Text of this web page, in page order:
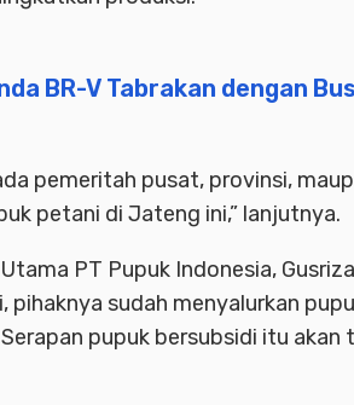
BR-V Tabrakan dengan
pemeritah pusat, provinsi,
petani di Jateng ini,” lanjutnya.
PT Pupuk Indonesia,
pihaknya sudah menyalurkan
pupuk bersubsidi itu akan